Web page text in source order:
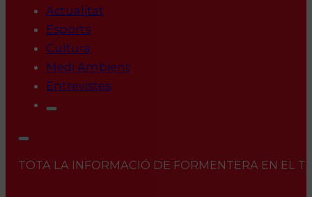
Actualitat
Esports
Cultura
Medi Ambient
Entrevistes
TOTA LA INFORMACIÓ DE FORMENTERA EN EL